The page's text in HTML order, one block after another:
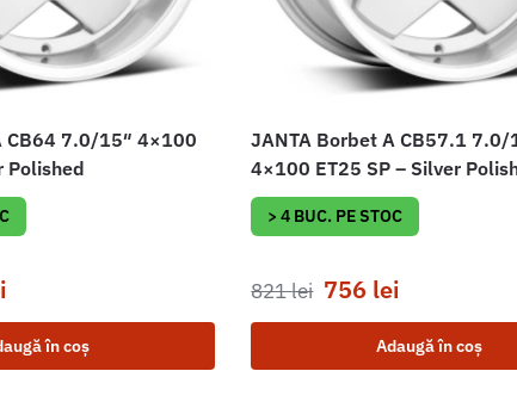
CB64 7.0/15″ 4×100
Polished
în coș
JANTA Borbet A CB57.1 7.0/
4×100 ET25 SP – Silver
> 4 BUC. PE STOC
821lei 756 lei
Adaugă în coș